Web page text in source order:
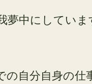
夢中にしてい
の自分自身の